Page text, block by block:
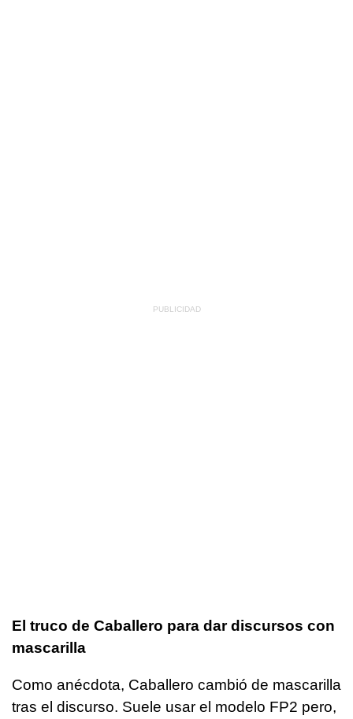
El truco de Caballero para dar discursos con
mascarilla
Como anécdota, Caballero cambió de mascarilla
tras el discurso. Suele usar el modelo FP2 pero,